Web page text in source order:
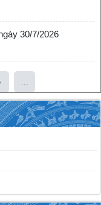
30/7/2026
...